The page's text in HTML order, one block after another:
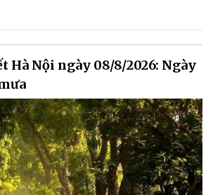
Hà Nội ngày 08/8/2026: Ngày